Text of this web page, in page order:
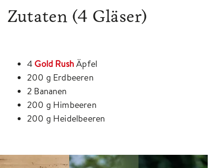
Zutaten (4 Gläser)
4 Gold RushÄpfel
200 g Erdbeeren
2 Bananen
200 g Himbeeren
200 g Heidelbeeren